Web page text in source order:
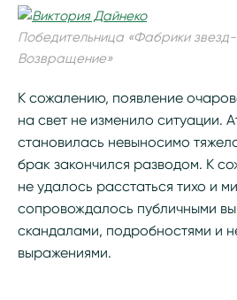
Победительница «Фабрики
Возвращение»
К сожалению, появление
на свет не изменило ситуации.
становилась невыносимо
брак закончился разводом. К
не удалось расстаться тихо и
сопровождалось публичными
скандалами, подробностями и
выражениями.